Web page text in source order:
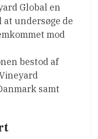
Global en
undersøge de
mod
bestod af
samt